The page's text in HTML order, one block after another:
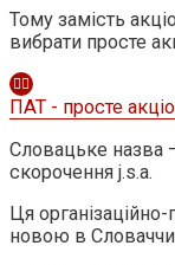
Тому замість
вибрати просте
ПАТ - просте
Словацьке назва
скорочення j.s.a.
Ця
новою в